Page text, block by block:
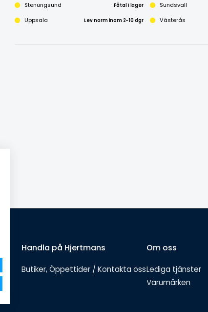
Stenungsund
Fåtal i lager Sundsvall
Uppsala
Lev norm inom 2-10 dgr Västerås
Handla på Hjertmans
Butiker, Öppettider / Kontakta oss
Om oss
Lediga tjänster
Varumärken